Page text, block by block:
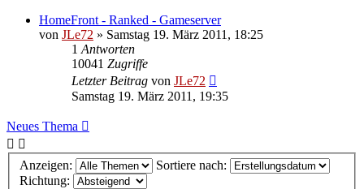
HomeFront - Ranked - Gameserver
von JLe72 » Samstag 19. März 2011, 18:25
1 Antworten
10041 Zugriffe
Letzter Beitrag von JLe72
Samstag 19. März 2011, 19:35
Neues Thema
Anzeigen:
Sortiere nach:
Richtung: